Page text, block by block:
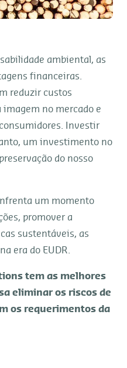
ambiental, as
financeiras.
reduzir custos
no mercado e
Investir
um investimento no
do nosso
um momento
promover a
sustentáveis, as
era do EUDR.
tem as melhores
eliminar os riscos de
os requerimentos da